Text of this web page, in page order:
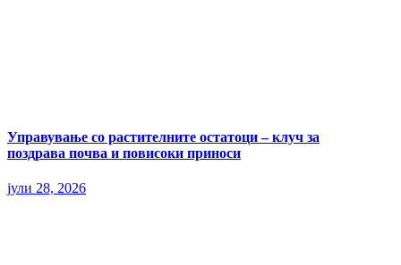
Управување со растителните остатоци – клуч за
поздрава почва и повисоки приноси
јули 28, 2026